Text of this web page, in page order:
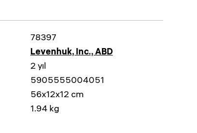
78397
Levenhuk, Inc., ABD
2 yıl
5905555004051
56x12x12 cm
1.94 kg